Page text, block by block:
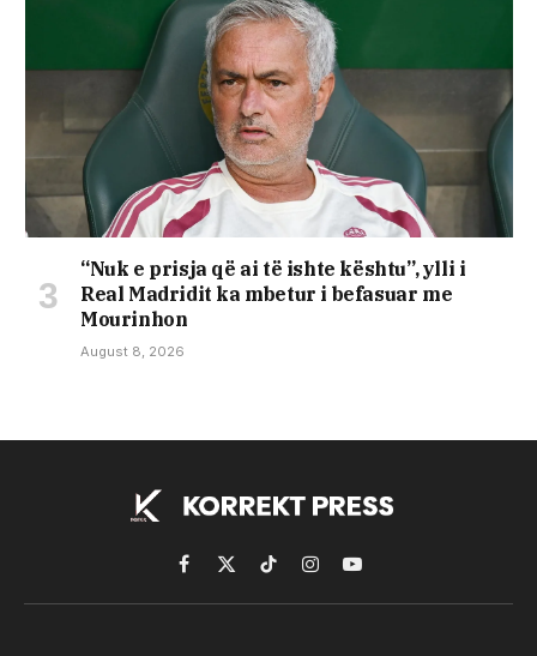
“Nuk e prisja që ai të ishte kështu”, ylli i
Real Madridit ka mbetur i befasuar me
Mourinhon
August 8, 2026
Facebook
X
(Twitter)
TikTokInstagramYouTube